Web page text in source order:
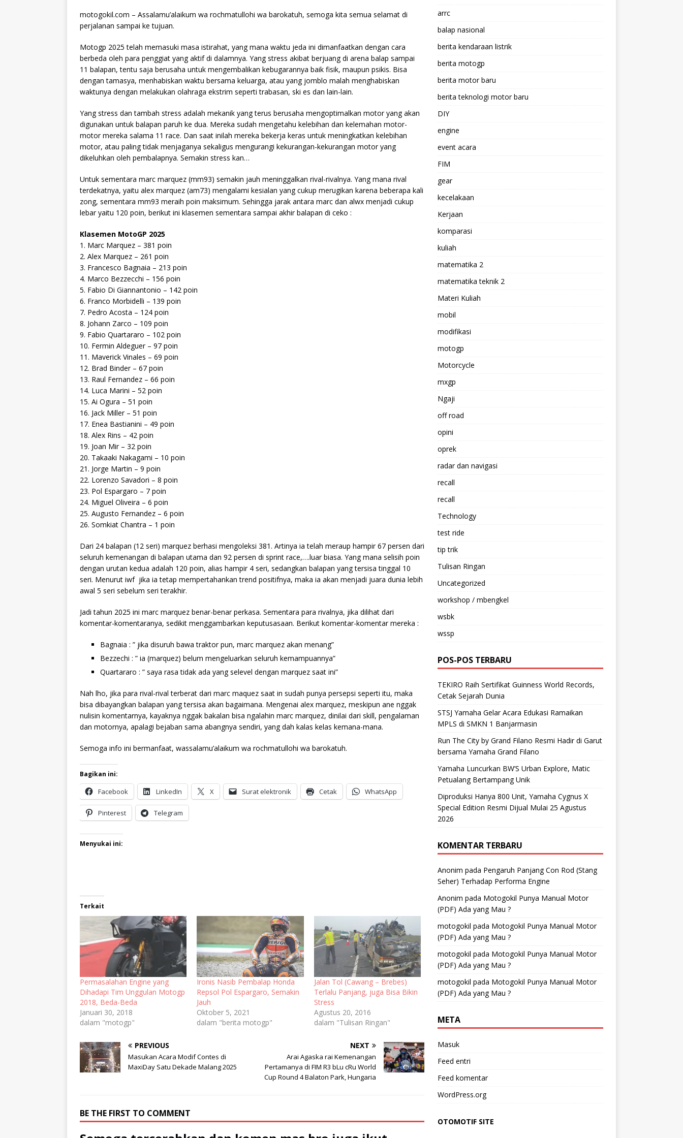
motogokil.com – Assalamu’alaikum wa rochmatullohi wa barokatuh, semoga kita semua selamat di
perjalanan sampai ke tujuan.
Motogp 2025 telah memasuki masa istirahat, yang mana waktu jeda ini dimanfaatkan dengan cara
berbeda oleh para penggiat yang aktif di dalamnya. Yang stress akibat berjuang di arena balap sampai
11 balapan, tentu saja berusaha untuk mengembalikan kebugarannya baik fisik, maupun psikis. Bisa
dengan tamasya, menhabiskan waktu bersama keluarga, atau yang jomblo malah menghabiskan
waktunya dengan melakukan olahraga ekstrim seperti trabasan, ski es dan lain-lain.
Yang stress dan tambah stress adalah mekanik yang terus berusaha mengoptimalkan motor yang akan
digunakan untuk balapan paruh ke dua. Mereka sudah mengetahu kelebihan dan kelemahan motor-
motor mereka salama 11 race. Dan saat inilah mereka bekerja keras untuk meningkatkan kelebihan
motor, atau paling tidak menjaganya sekaligus mengurangi kekurangan-kekurangan motor yang
dikeluhkan oleh pembalapnya. Semakin stress kan…
Untuk sementara marc marquez (mm93) semakin jauh meninggalkan rival-rivalnya. Yang mana rival
terdekatnya, yaitu alex marquez (am73) mengalami kesialan yang cukup merugikan karena beberapa kali
zong, sementara mm93 meraih poin maksimum. Sehingga jarak antara marc dan alwx menjadi cukup
lebar yaitu 120 poin, berikut ini klasemen sementara sampai akhir balapan di ceko :
Klasemen MotoGP 2025
1. Marc Marquez – 381 poin
2. Alex Marquez – 261 poin
3. Francesco Bagnaia – 213 poin
4. Marco Bezzecchi – 156 poin
5. Fabio Di Giannantonio – 142 poin
6. Franco Morbidelli – 139 poin
7. Pedro Acosta – 124 poin
8. Johann Zarco – 109 poin
9. Fabio Quartararo – 102 poin
10. Fermin Aldeguer – 97 poin
11. Maverick Vinales – 69 poin
12. Brad Binder – 67 poin
13. Raul Fernandez – 66 poin
14. Luca Marini – 52 poin
15. Ai Ogura – 51 poin
16. Jack Miller – 51 poin
17. Enea Bastianini – 49 poin
18. Alex Rins – 42 poin
19. Joan Mir – 32 poin
20. Takaaki Nakagami – 10 poin
21. Jorge Martin – 9 poin
22. Lorenzo Savadori – 8 poin
23. Pol Espargaro – 7 poin
24. Miguel Oliveira – 6 poin
25. Augusto Fernandez – 6 poin
26. Somkiat Chantra – 1 poin
Dari 24 balapan (12 seri) marquez berhasi mengoleksi 381. Artinya ia telah meraup hampir 67 persen dari
seluruh kemenangan di balapan utama dan 92 persen di sprint race,….luar biasa. Yang mana selisih poin
dengan urutan kedua adalah 120 poin, alias hampir 4 seri, sedangkan balapan yang tersisa tinggal 10
seri. Menurut iwf jika ia tetap mempertahankan trend positifnya, maka ia akan menjadi juara dunia lebih
awal 5 seri sebelum seri terakhir.
Jadi tahun 2025 ini marc marquez benar-benar perkasa. Sementara para rivalnya, jika dilihat dari
komentar-komentaranya, sedikit menggambarkan keputusasaan. Berikut komentar-komentar mereka :
Bagnaia : ” jika disuruh bawa traktor pun, marc marquez akan menang”
Bezzechi : ” ia (marquez) belum mengeluarkan seluruh kemampuannya”
Quartararo : ” saya rasa tidak ada yang selevel dengan marquez saat ini”
Nah lho, jika para rival-rival terberat dari marc maquez saat in sudah punya persepsi seperti itu, maka
bisa dibayangkan balapan yang tersisa akan bagaimana. Mengenai alex marquez, meskipun ane nggak
nulisin komentarnya, kayaknya nggak bakalan bisa ngalahin marc marquez, dinilai dari skill, pengalaman
dan motornya, apalagi bejaban sama abangnya sendiri, yang dah kalas kelas kemana-mana.
Semoga info ini bermanfaat, wassalamu’alaikum wa rochmatullohi wa barokatuh.
Bagikan ini:
Facebook LinkedIn X Surat elektronik Cetak WhatsApp
Pinterest Telegram
Menyukai ini:
Terkait
Permasalahan Engine yang
Dihadapi Tim Unggulan Motogp
2018, Beda-Beda
Januari 30, 2018
dalam "motogp"
Ironis Nasib Pembalap Honda
Repsol Pol Espargaro, Semakin
Jauh
Oktober 5, 2021
dalam "berita motogp"
Jalan Tol (Cawang – Brebes)
Terlalu Panjang, juga Bisa Bikin
Stress
Agustus 20, 2016
dalam "Tulisan Ringan"
PREVIOUS
Masukan Acara Modif Contes di
MaxiDay Satu Dekade Malang 2025
NEXT
Arai Agaska rai Kemenangan
Pertamanya di FIM R3 bLu cRu World
Cup Round 4 Balaton Park, Hungaria
BE THE FIRST TO COMMENT
arrc
balap nasional
berita kendaraan listrik
berita motogp
berita motor baru
berita teknologi motor baru
DIY
engine
event acara
FIM
gear
kecelakaan
Kerjaan
komparasi
kuliah
matematika 2
matematika teknik 2
Materi Kuliah
mobil
modifikasi
motogp
Motorcycle
mxgp
Ngaji
off road
opini
oprek
radar dan navigasi
recall
recall
Technology
test ride
tip trik
Tulisan Ringan
Uncategorized
workshop / mbengkel
wsbk
wssp
POS-POS TERBARU
TEKIRO Raih Sertifikat Guinness World Records,
Cetak Sejarah Dunia
STSJ Yamaha Gelar Acara Edukasi Ramaikan
MPLS di SMKN 1 Banjarmasin
Run The City by Grand Filano Resmi Hadir di Garut
bersama Yamaha Grand Filano
Yamaha Luncurkan BW’S Urban Explore, Matic
Petualang Bertampang Unik
Diproduksi Hanya 800 Unit, Yamaha Cygnus X
Special Edition Resmi Dijual Mulai 25 Agustus
2026
KOMENTAR TERBARU
Anonim pada Pengaruh Panjang Con Rod (Stang
Seher) Terhadap Performa Engine
Anonim pada Motogokil Punya Manual Motor
(PDF) Ada yang Mau ?
motogokil pada Motogokil Punya Manual Motor
(PDF) Ada yang Mau ?
motogokil pada Motogokil Punya Manual Motor
(PDF) Ada yang Mau ?
motogokil pada Motogokil Punya Manual Motor
(PDF) Ada yang Mau ?
META
Masuk
Feed entri
Feed komentar
WordPress.org
OTOMOTIF SITE